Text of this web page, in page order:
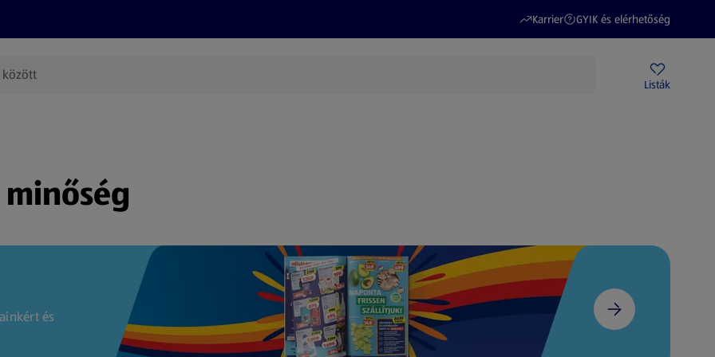
Karrier
(új oldalon nyílik meg)
GYIK és elérhetőség
(új oldalon nyílik meg)
Listák
és